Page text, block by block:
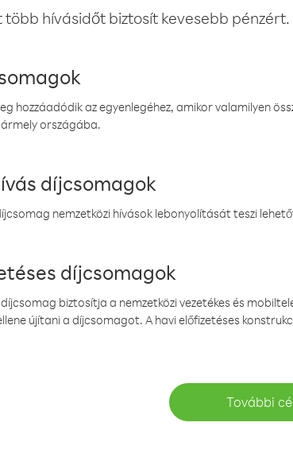
több hívásidőt biztosít kevesebb
hozzáadódik az egyenlegéhez, amikor valamilyen
országába.
díjcsomagok
nemzetközi hívások lebonyolítását teszi
díjcsomagok
biztosítja a nemzetközi vezetékes és
újítani a díjcsomagot. A havi előfizetéses
További